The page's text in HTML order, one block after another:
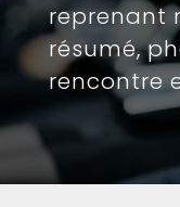
reprenant
résumé,
rencontre